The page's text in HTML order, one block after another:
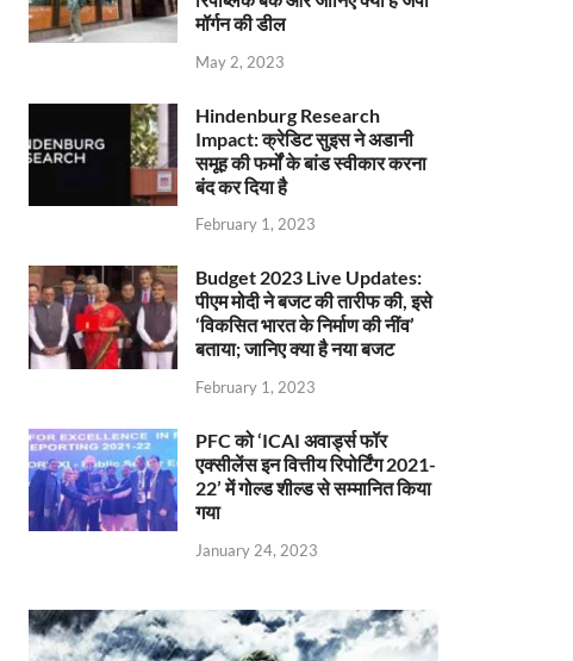
मॉर्गन की डील
May 2, 2023
Hindenburg Research
Impact: क्रेडिट सुइस ने अडानी
समूह की फर्मों के बांड स्वीकार करना
बंद कर दिया है
February 1, 2023
Budget 2023 Live Updates:
पीएम मोदी ने बजट की तारीफ की, इसे
‘विकसित भारत के निर्माण की नींव’
बताया; जानिए क्या है नया बजट
February 1, 2023
PFC को ‘ICAI अवार्ड्स फॉर
एक्सीलेंस इन वित्तीय रिपोर्टिंग 2021-
22’ में गोल्ड शील्ड से सम्मानित किया
गया
January 24, 2023